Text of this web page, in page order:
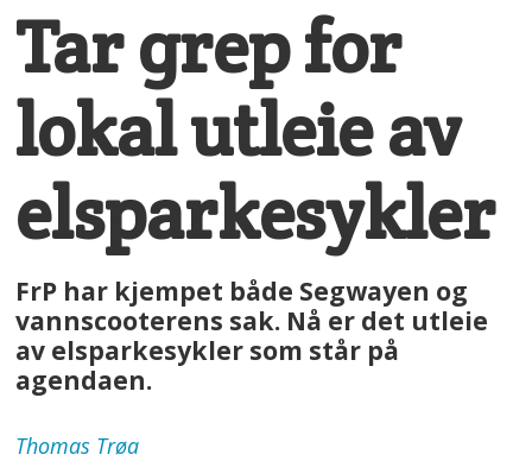
Tar grep for
lokal utleie av
elsparkesykler
FrP har kjempet både Segwayen og
vannscooterens sak. Nå er det utleie
av elsparkesykler som står på
agendaen.
Thomas Trøa